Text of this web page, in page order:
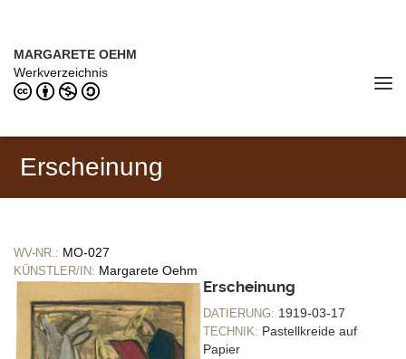
MARGARETE OEHM
Werkverzeichnis
Erscheinung
WV-NR.: MO-027
KÜNSTLER/IN: Margarete Oehm
Erscheinung
DATIERUNG: 1919-03-17
TECHNIK: Pastellkreide auf
Papier